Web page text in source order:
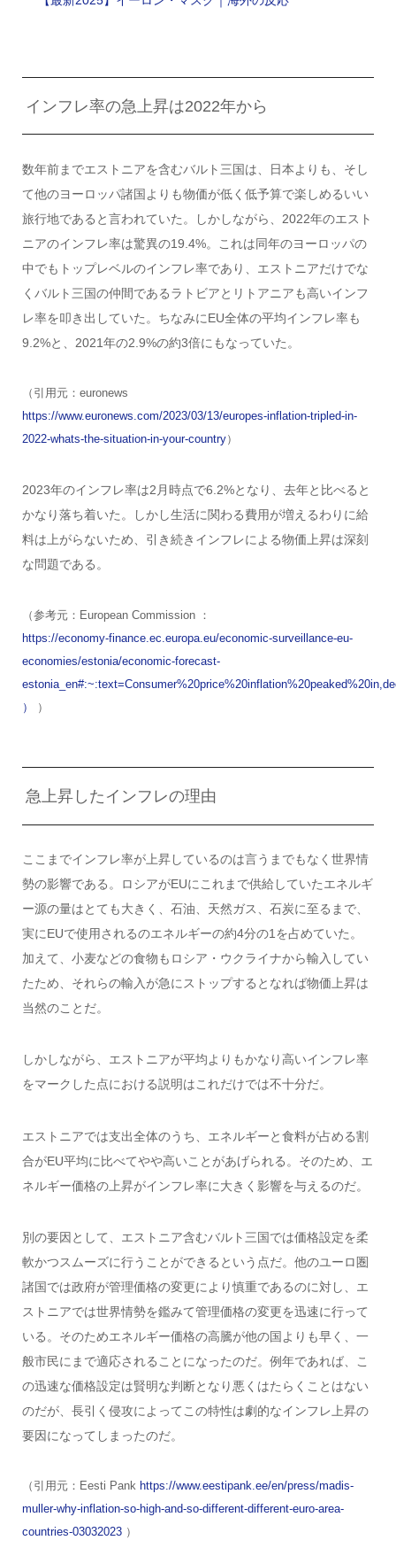
インフレ率の急上昇は2022年から
数年前までエストニアを含むバルト三国は、日本よりも、そし
て他のヨーロッパ諸国よりも物価が低く低予算で楽しめるいい
旅行地であると言われていた。しかしながら、2022年のエスト
ニアのインフレ率は驚異の19.4%。これは同年のヨーロッパの
中でもトップレベルのインフレ率であり、エストニアだけでな
くバルト三国の仲間であるラトビアとリトアニアも高いインフ
レ率を叩き出していた。ちなみにEU全体の平均インフレ率も
9.2%と、2021年の2.9%の約3倍にもなっていた。
（引用元：euronews
https://www.euronews.com/2023/03/13/europes-inflation-tripled-in-
2022-whats-the-situation-in-your-country）
2023年のインフレ率は2月時点で6.2%となり、去年と比べると
かなり落ち着いた。しかし生活に関わる費用が増えるわりに給
料は上がらないため、引き続きインフレによる物価上昇は深刻
な問題である。
（参考元：European Commission ：
https://economy-finance.ec.europa.eu/economic-surveillance-eu-
economies/estonia/economic-forecast-
）
）
急上昇したインフレの理由
ここまでインフレ率が上昇しているのは言うまでもなく世界情
勢の影響である。ロシアがEUにこれまで供給していたエネルギ
ー源の量はとても大きく、石油、天然ガス、石炭に至るまで、
実にEUで使用されるのエネルギーの約4分の1を占めていた。
加えて、小麦などの食物もロシア・ウクライナから輸入してい
たため、それらの輸入が急にストップするとなれば物価上昇は
当然のことだ。
しかしながら、エストニアが平均よりもかなり高いインフレ率
をマークした点における説明はこれだけでは不十分だ。
エストニアでは支出全体のうち、エネルギーと食料が占める割
合がEU平均に比べてやや高いことがあげられる。そのため、エ
ネルギー価格の上昇がインフレ率に大きく影響を与えるのだ。
別の要因として、エストニア含むバルト三国では価格設定を柔
軟かつスムーズに行うことができるという点だ。他のユーロ圏
諸国では政府が管理価格の変更により慎重であるのに対し、エ
ストニアでは世界情勢を鑑みて管理価格の変更を迅速に行って
いる。そのためエネルギー価格の高騰が他の国よりも早く、一
般市民にまで適応されることになったのだ。例年であれば、こ
の迅速な価格設定は賢明な判断となり悪くはたらくことはない
のだが、長引く侵攻によってこの特性は劇的なインフレ上昇の
要因になってしまったのだ。
（引用元：Eesti Pank https://www.eestipank.ee/en/press/madis-
muller-why-inflation-so-high-and-so-different-different-euro-area-
countries-03032023 ）